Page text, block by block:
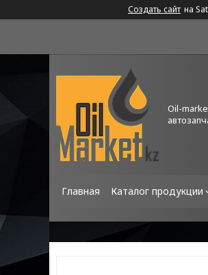
Создать сайт на
Oil-
Главная Каталог продукции